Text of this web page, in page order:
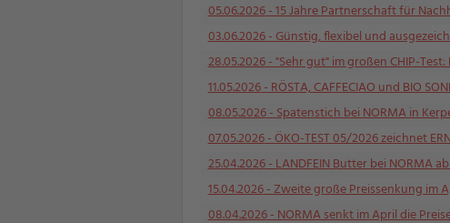
05.06.2026- 15 Jahre Partnerschaft für
03.06.2026- Günstig, flexibel und
28.05.2026- "Sehr gut" im großen CHIP-
11.05.2026- RÖSTA, CAFFECIAO und BIO
08.05.2026- Spatenstich bei NORMA in
07.05.2026- ÖKO-TEST 05/2026 zeichnet
25.04.2026- LANDFEIN Butter bei NORMA
15.04.2026- Zweite große Preissenkung im
08.04.2026- NORMA senkt im April die